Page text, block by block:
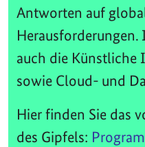
Antworten auf
auch die Künstliche
sowie Cloud- und
Hier finden Sie das
des Gipfels: